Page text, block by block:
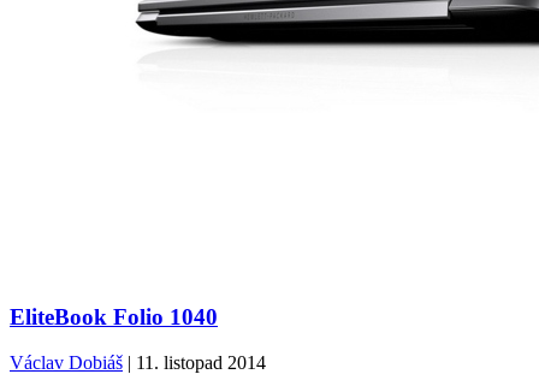
EliteBook Folio 1040
Václav Dobiáš | 11. listopad 2014